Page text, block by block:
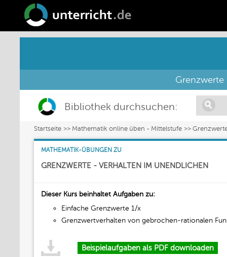
Bibliothek durchsuchen:
Startseite Mathematik online üben - Mittelstufe
MATHEMATIK-ÜBUNGEN ZU
GRENZWERTE - VERHALTEN IM UNENDLICHEN
Dieser Kurs beinhaltet Aufgaben zu:
Einfache Grenzwerte 1/x
Grenzwertverhalten von gebrochen-rationalen
Beispielaufgaben als PDF downloaden